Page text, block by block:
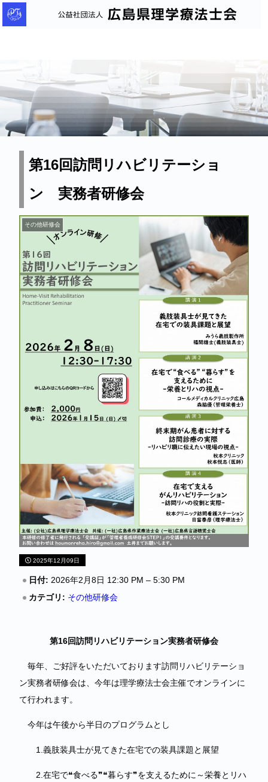
公
益
人
島
第16回訪問リハビリテーショ
ン 実務者研修会
その他研修会
2025年12月09日
日付: 2026年2月8日 12:30 PM – 5:30 PM
カテゴリ: その他研修会
第16回訪問リハビリテーション実務者研修会
毎年、ご好評をいただいております訪問リハビリテーショ
ン実務者研修会は、今年は理学療法士会主催でオンラインに
て行われます。
今年は午後から半日のプログラムとし
1.義肢装具士が見てきた在宅での装具課題と展望
2.在宅で❝食べる❞❝暮らす❞を支えるために～栄養とリハ